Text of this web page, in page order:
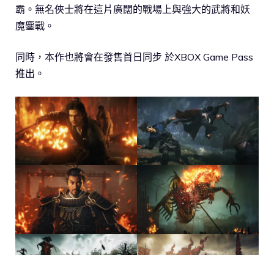
霸。無名俠士將在這片廣闊的戰場上與強大的武將和妖
魔鏖戰。
同時，本作也將會在發售首日同步 於XBOX Game Pass
推出。